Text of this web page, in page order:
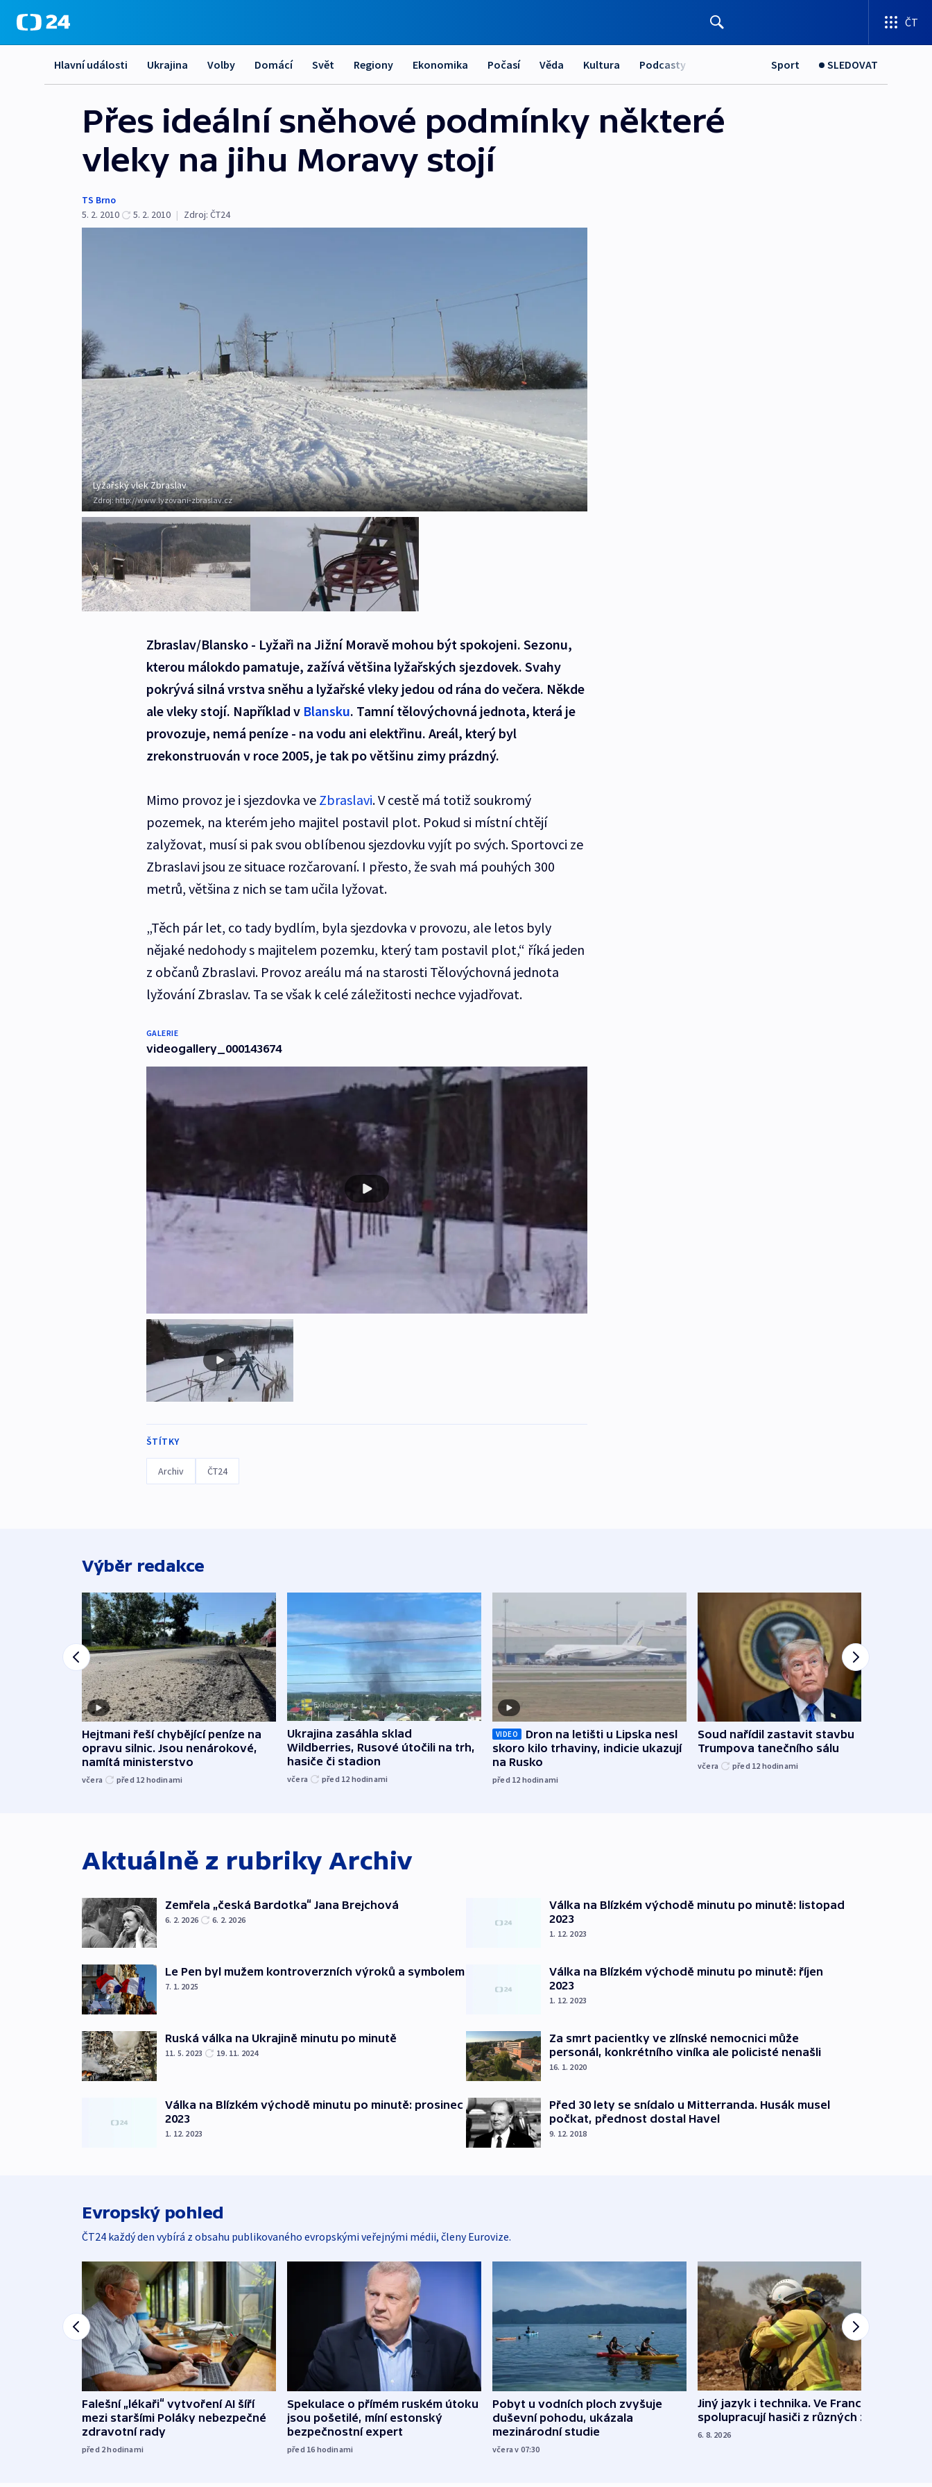
ČT
Hlavní události Ukrajina Volby Domácí Svět Regiony Ekonomika Počasí Věda Kultura Podcasty Sport SLEDOVAT
Přes ideální sněhové podmínky některé
vleky na jihu Moravy stojí
TS Brno
5. 2. 2010
5. 2. 2010 | Zdroj: ČT24
Lyžařský vlek Zbraslav
Zdroj:http://www.lyzovani-zbraslav.cz
Zbraslav/Blansko - Lyžaři na Jižní Moravě mohou být spokojeni. Sezonu,
kterou málokdo pamatuje, zažívá většina lyžařských sjezdovek. Svahy
pokrývá silná vrstva sněhu a lyžařské vleky jedou od rána do večera. Někde
ale vleky stojí. Například v Blansku. Tamní tělovýchovná jednota, která je
provozuje, nemá peníze - na vodu ani elektřinu. Areál, který byl
zrekonstruován v roce 2005, je tak po většinu zimy prázdný.
Mimo provoz je i sjezdovka ve Zbraslavi. V cestě má totiž soukromý
pozemek, na kterém jeho majitel postavil plot. Pokud si místní chtějí
zalyžovat, musí si pak svou oblíbenou sjezdovku vyjít po svých. Sportovci ze
Zbraslavi jsou ze situace rozčarovaní. I přesto, že svah má pouhých 300
metrů, většina z nich se tam učila lyžovat.
„Těch pár let, co tady bydlím, byla sjezdovka v provozu, ale letos byly
nějaké nedohody s majitelem pozemku, který tam postavil plot,“ říká jeden
z občanů Zbraslavi. Provoz areálu má na starosti Tělovýchovná jednota
lyžování Zbraslav. Ta se však k celé záležitosti nechce vyjadřovat.
GALERIE
videogallery_000143674
ŠTÍTKY
Archiv ČT24
Výběr redakce
Hejtmani řeší chybějící peníze na
opravu silnic. Jsou nenárokové,
namítá ministerstvo
včera před 12 hodinami
Ukrajina zasáhla sklad
Wildberries, Rusové útočili na trh,
hasiče či stadion
včera před 12 hodinami
VIDEO
Dron na letišti u Lipska nesl
skoro kilo trhaviny, indicie ukazují
na Rusko
před 12 hodinami
Soud nařídil zastavit stavbu
Trumpova tanečního sálu
včera před 12 hodinami
Aktuálně z rubriky Archiv
Zemřela „česká Bardotka“ Jana Brejchová
6. 2. 2026 6. 2. 2026
Le Pen byl mužem kontroverzních výroků a symbolem
7. 1. 2025
Ruská válka na Ukrajině minutu po minutě
11. 5. 2023 19. 11. 2024
Válka na Blízkém východě minutu po minutě: prosinec
2023
1. 12. 2023
Válka na Blízkém východě minutu po minutě: listopad
2023
1. 12. 2023
Válka na Blízkém východě minutu po minutě: říjen
2023
1. 12. 2023
Za smrt pacientky ve zlínské nemocnici může
personál, konkrétního viníka ale policisté nenašli
16. 1. 2020
Před 30 lety se snídalo u Mitterranda. Husák musel
počkat, přednost dostal Havel
9. 12. 2018
Evropský pohled
ČT24 každý den vybírá z obsahu publikovaného evropskými veřejnými médii, členy Eurovize.
Falešní „lékaři“ vytvoření AI šíří
mezi staršími Poláky nebezpečné
zdravotní rady
před 2hodinami
Spekulace o přímém ruském útoku
jsou pošetilé, míní estonský
bezpečnostní expert
před 16 hodinami
Pobyt u vodních ploch zvyšuje
duševní pohodu, ukázala
mezinárodní studie
včera v 07:30
Jiný jazyk i technika. Ve Francii
spolupracují hasiči z různých zemí
6. 8. 2026